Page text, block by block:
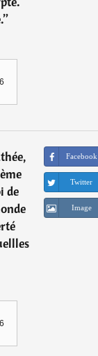
”
de
Facebook
Twitter
Image